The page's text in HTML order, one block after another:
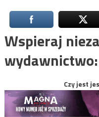
Wspieraj
wydawnictwo:
Czy jest